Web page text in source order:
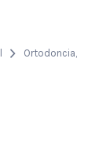
Ortodoncia